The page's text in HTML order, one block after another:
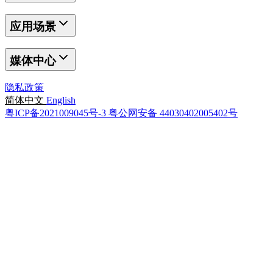
应用场景
媒体中心
隐私政策
简体中文 English
粤ICP备2021009045号-3 粤公网安备 44030402005402号